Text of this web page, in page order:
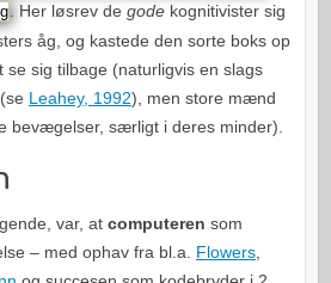
. Her løsrev de godekognitivister sig
åg, og kastede den sorte boks op
se sig tilbage (naturligvis en slags
Leahey, 1992), men store mænd
bevægelser, særligt i deres minder).
var, at computeren som
– med ophav fra bl.a. Flowers,